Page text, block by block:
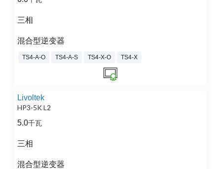
三相
混合型逆变器
TS4-A-O TS4-A-S TS4-X-O TS4-X
Livoltek
HP3-5K L2
5.0千瓦
三相
混合型逆变器